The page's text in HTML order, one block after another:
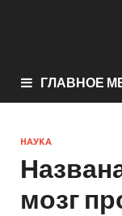
ГЛАВНОЕ
НАУКА
мозг